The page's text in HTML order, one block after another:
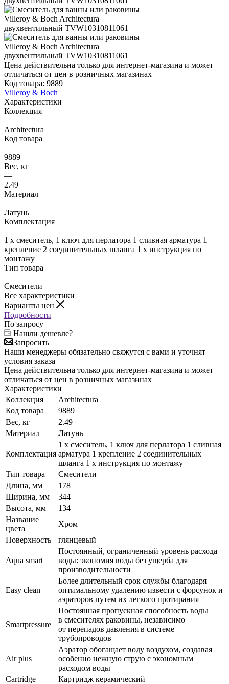
Цена действительна только для интернет-магазина и может
отличаться от цен в розничных магазинах
Код товара: 9889
Villeroy & Boch
Характеристики
Коллекция
—
Architectura
Код товара
—
9889
Вес, кг
—
2.49
Материал
—
Латунь
Комплектация
—
1 x смеситель, 1 ключ для перлатора 1 сливная арматура 1
крепление 2 соединительных шланга 1 x инструкция по
монтажу
Тип товара
—
Смесители
Все характеристики
Варианты цен
Подробности
По запросу
Нашли дешевле?
Запросить
Наши менеджеры обязательно свяжутся с вами и уточнят
условия заказа
Цена действительна только для интернет-магазина и может
отличаться от цен в розничных магазинах
Характеристики
Коллекция
Architectura
Код товара
9889
Вес, кг
2.49
Материал
Латунь
Комплектация
1 x смеситель, 1 ключ для перлатора 1 сливная
арматура 1 крепление 2 соединительных
шланга 1 x инструкция по монтажу
Тип товара
Смесители
Длина, мм
178
Ширина, мм
344
Высота, мм
134
Название
цвета
Хром
Поверхность
глянцевый
Aqua smart
Постоянный, ограниченный уровень расхода
воды: экономия воды без ущерба для
производительности
Easy clean
Более длительный срок службы благодаря
оптимальному удалению извести с форсунок и
аэраторов путем их легкого протирания
Smartpressure
Постоянная пропускная способность воды
в смесителях раковины, независимо
от перепадов давления в системе
трубопроводов
Air plus
Аэратор обогащает воду воздухом, создавая
особенно нежную струю с экономным
расходом воды
Cartridge
Картридж керамический